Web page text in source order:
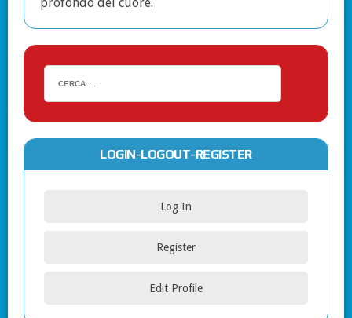
profondo del cuore.
LOGIN-LOGOUT-REGISTER
Log In
Register
Edit Profile